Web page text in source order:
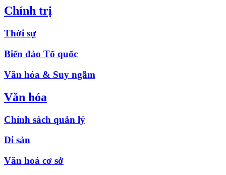
Chính trị
Thời sự
Biển đảo Tổ quốc
Văn hóa & Suy ngẫm
Văn hóa
Chính sách quản lý
Di sản
Văn hoá cơ sở